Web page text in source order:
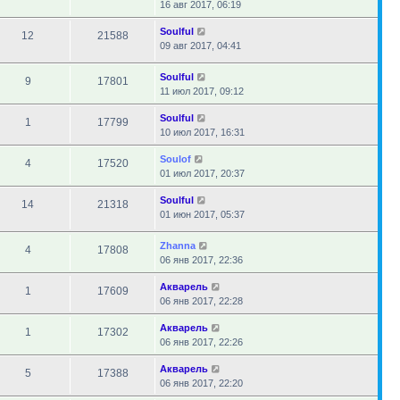
16 авг 2017, 06:19
12 21588
Soulful
09 авг 2017, 04:41
9 17801
Soulful
11 июл 2017, 09:12
1 17799
Soulful
10 июл 2017, 16:31
4 17520
Soulof
01 июл 2017, 20:37
14 21318
Soulful
01 июн 2017, 05:37
4 17808
Zhanna
06 янв 2017, 22:36
1 17609
Акварель
06 янв 2017, 22:28
1 17302
Акварель
06 янв 2017, 22:26
5 17388
Акварель
06 янв 2017, 22:20